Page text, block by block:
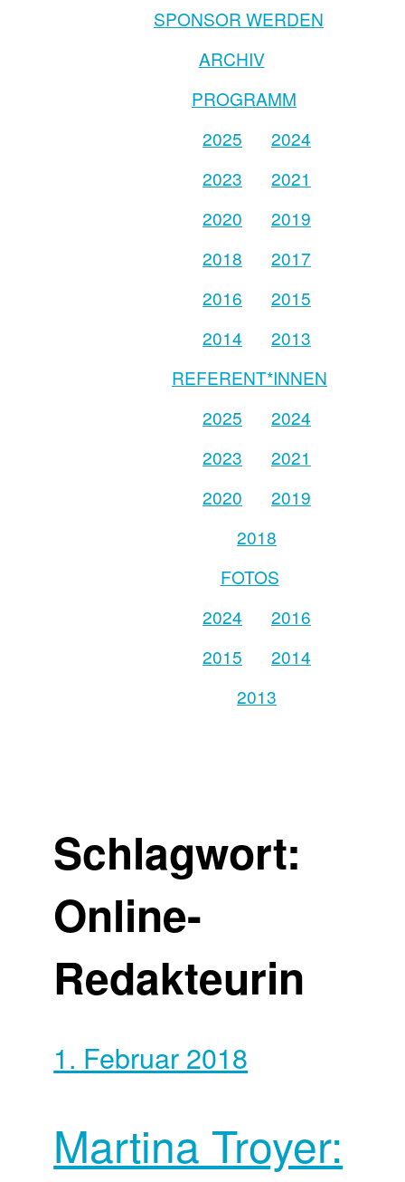
SPONSOR WERDEN
ARCHIV
PROGRAMM
2025
2024
2023
2021
2020
2019
2018
2017
2016
2015
2014
2013
REFERENT*INNEN
2025
2024
2023
2021
2020
2019
2018
FOTOS
2024
2016
2015
2014
2013
Schlagwort:
Online-
Redakteurin
1. Februar 2018
Martina Troyer: